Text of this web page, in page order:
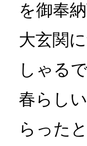
を御奉
大玄関
しゃる
春らし
らった